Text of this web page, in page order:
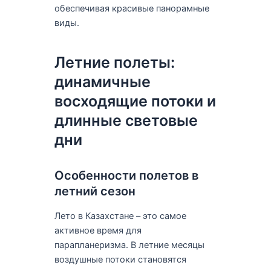
обеспечивая красивые панорамные
виды.
Летние полеты:
динамичные
восходящие потоки и
длинные световые
дни
Особенности полетов в
летний сезон
Лето в Казахстане – это самое
активное время для
парапланеризма. В летние месяцы
воздушные потоки становятся